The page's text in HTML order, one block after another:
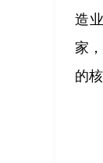
造
家
的